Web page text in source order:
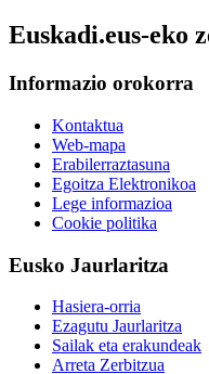
Euskadi.eus-eko
Informazio orokorra
Kontaktua
Web-mapa
Erabilerraztasuna
Egoitza Elektronikoa
Lege informazioa
Cookie politika
Eusko Jaurlaritza
Hasiera-orria
Ezagutu Jaurlaritza
Sailak eta erakundeak
Arreta Zerbitzua